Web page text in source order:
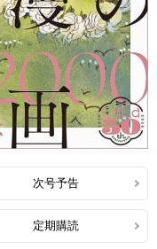
次号予告
定期購読